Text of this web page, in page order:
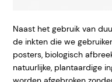
Naast het gebruik van
de inkten die we
posters, biologisch
natuurlijke, plantaardige